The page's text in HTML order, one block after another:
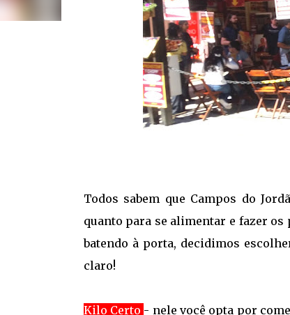
Todos sabem que Campos do
quanto para se alimentar e fazer
batendo à porta, decidimos
claro!
Kilo Certo - nele você opta por